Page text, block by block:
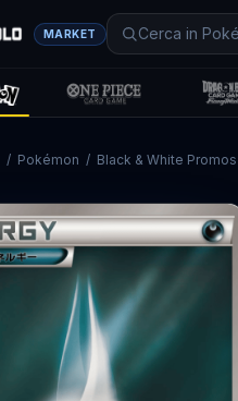
MARKET
/ Pokémon / Black & White Promos